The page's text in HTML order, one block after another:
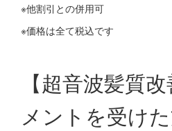
※他割引との併用可
※価格は全て税込です
【超音波髪質
メントを受け